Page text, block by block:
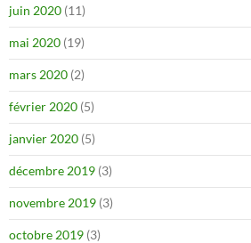
juin 2020 (11)
mai 2020 (19)
mars 2020 (2)
février 2020 (5)
janvier 2020 (5)
décembre 2019 (3)
novembre 2019 (3)
octobre 2019 (3)